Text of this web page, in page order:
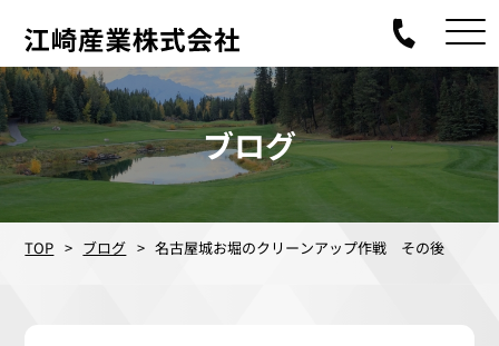
ブログ
TOP ブログ 名古屋城お堀のクリーンアップ作戦 その後